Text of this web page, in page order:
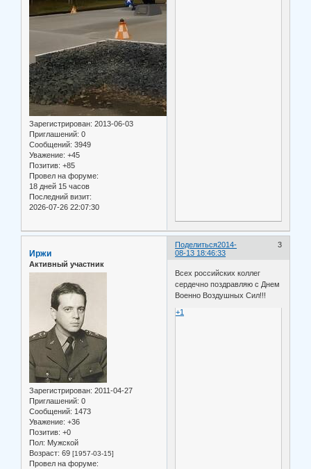
Зарегистрирован: 2013-06-03
Приглашений: 0
Сообщений: 3949
Уважение: +45
Позитив: +85
Провел на форуме:
18 дней 15 часов
Последний визит:
2026-07-26 22:07:30
Поделиться 3
2014-
08-13 18:46:33
Иржи
Активный участник
Зарегистрирован: 2011-04-27
Приглашений: 0
Сообщений: 1473
Уважение: +36
Позитив: +0
Пол: Мужской
Возраст: 69 [1957-03-15]
Провел на форуме:
Всех российских коллег
сердечно поздравляю с Днем
Военно Воздушных Сил!!!
+1